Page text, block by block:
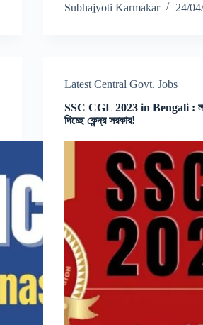
Subhajyoti Karmakar 24/
Latest Central Govt. Jobs
SSC CGL 2023 in Bengali : লাখ
দিচ্ছে কেন্দ্র সরকার!